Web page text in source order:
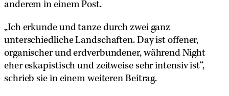
anderem in einem Post.
„Ich erkunde und tanze durch zwei ganz
unterschiedliche Landschaften. Day ist offener,
organischer und erdverbundener, während Night
eher eskapistisch und zeitweise sehr intensiv ist“,
schrieb sie in einem weiteren Beitrag.